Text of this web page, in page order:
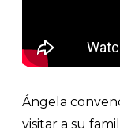
Ángela
visitar a su